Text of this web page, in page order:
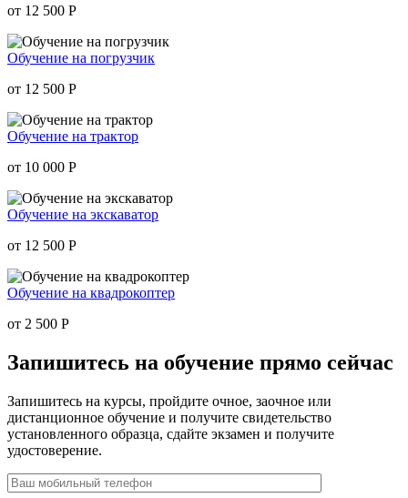
от 12 500 Р
Обучение на погрузчик
от 12 500 Р
Обучение на трактор
от 10 000 Р
Обучение на экскаватор
от 12 500 Р
Обучение на квадрокоптер
от 2 500 Р
Запишитесь на обучение прямо сейчас
Запишитесь на курсы, пройдите очное, заочное или
дистанционное обучение и получите свидетельство
установленного образца, сдайте экзамен и получите
удостоверение.